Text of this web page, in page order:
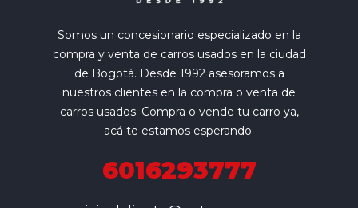
Somos un concesionario especializado en la
compra y venta de carros usados en la ciudad
de Bogotá. Desde 1992 asesoramos a
nuestros clientes en la compra o venta de
carros usados. Compra o vende tu carro ya,
acá te estamos esperando.
6016293777